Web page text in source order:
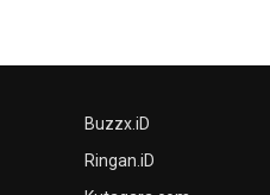
Buzzx.iD
Ringan.iD